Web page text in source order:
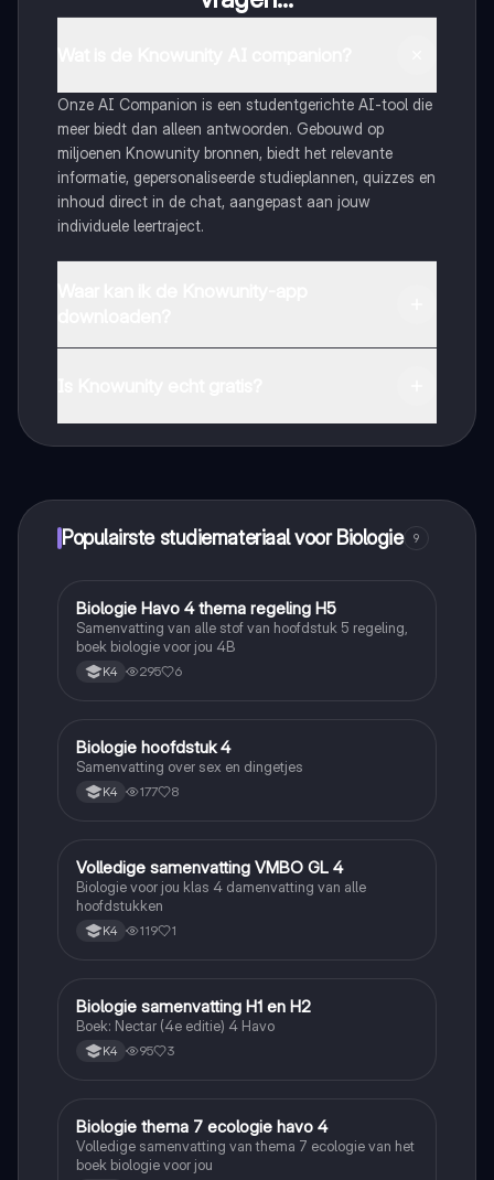
Onze AI Companion is een studentgerichte AI-tool die
meer biedt dan alleen antwoorden. Gebouwd op
miljoenen Knowunity bronnen, biedt het relevante
informatie, gepersonaliseerde studieplannen, quizzes en
inhoud direct in de chat, aangepast aan jouw
individuele leertraject.
Populairste studiemateriaal voor Biologie 9
Biologie
Biologie Havo 4 thema regeling H5
Samenvatting van alle stof van hoofdstuk 5 regeling,
boek biologie voor jou 4B
K4 295 6
Biologie
Biologie hoofdstuk 4
Samenvatting over sex en dingetjes
K4 177 8
Biologie
Volledige samenvatting VMBO GL 4
Biologie voor jou klas 4 damenvatting van alle
hoofdstukken
K4 119 1
Biologie
Biologie samenvatting H1 en H2
Boek: Nectar (4e editie) 4 Havo
K4 95 3
Biologie
Biologie thema 7 ecologie havo 4
Volledige samenvatting van thema 7 ecologie van het
boek biologie voor jou